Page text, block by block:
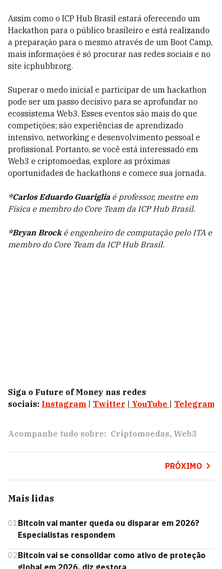
Assim como o ICP Hub Brasil estará oferecendo um
Hackathon para o público brasileiro e está realizando
a preparação para o mesmo através de um Boot Camp,
mais informações é só procurar nas redes sociais e no
site icphubbr.org.
Superar o medo inicial e participar de um hackathon
pode ser um passo decisivo para se aprofundar no
ecossistema Web3. Esses eventos são mais do que
competições; são experiências de aprendizado
intensivo, networking e desenvolvimento pessoal e
profissional. Portanto, se você está interessado em
Web3 e criptomoedas, explore as próximas
oportunidades de hackathons e comece sua jornada.
*Carlos Eduardo Guariglia é professor, mestre em
Física e membro do Core Team da ICP Hub Brasil.
*Bryan Brocké engenheiro de computação pelo ITA e
membro do Core Team da ICP Hub Brasil.
Siga o Future of Money nas redes
sociais: Instagram Twitter YouTube Telegram
Acompanhe tudo sobre: Criptomoedas Web3
PRÓXIMO
Mais lidas
01Bitcoin vai manter queda ou disparar em 2026?
Especialistas respondem
02Bitcoin vai se consolidar como ativo de proteção
global em 2026, diz gestora